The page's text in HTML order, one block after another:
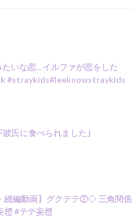
いな恋…イルファが恋をした
#straykids#leeknowstraykids
氏に食べられました｣
続編動画】グクテテ②◇ 三角関係
想 #テテ妄想